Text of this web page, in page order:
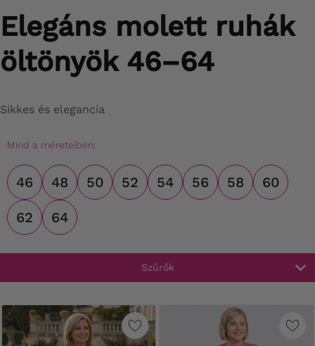
Elegáns molett ruhák
öltönyök 46–64
Sikkes és elegancia
Mind a méreteiben:
46 48 50 52 54 56 58 60
62 64
Szűrők